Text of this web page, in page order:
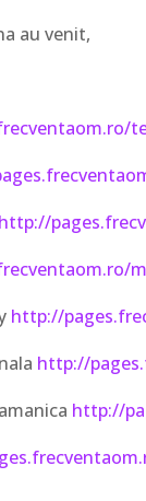
au venit,
http://
http://
http://
http://